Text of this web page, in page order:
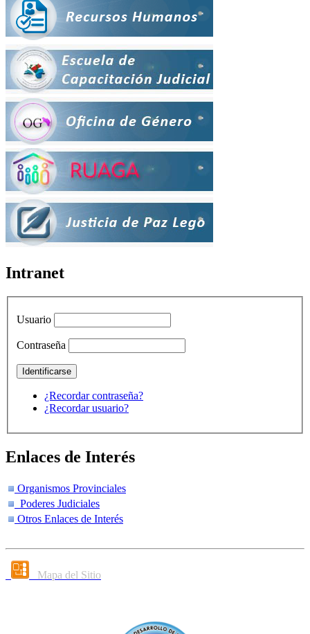
Intranet
Usuario
Contraseña
¿Recordar contraseña?
¿Recordar usuario?
Enlaces de Interés
Organismos Provinciales
Poderes Judiciales
Otros Enlaces de Interés
Mapa del Sitio